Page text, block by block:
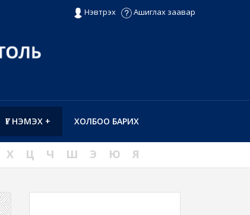
Нэвтрэх Ашиглах заавар
ХОЛБОО БАРИХ
ҮГ НЭМЭХ +
Х Ц Ч Ш Э Ю Я